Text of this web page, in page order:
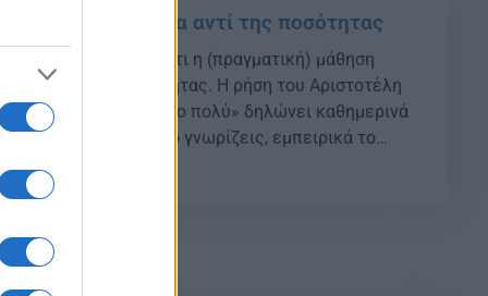
την ποιότητα αντί της ποσότητας
αντιλαμβάνεσαι ότι η (πραγματική) μάθηση
αντί της ποσότητας. Η ρήση του Αριστοτέλη
ευ, αλλ’ εν τω ευ το πολύ» δηλώνει καθημερινά
σου. Εννοιολογικά το γνωρίζεις, εμπειρικά το
Manolis Anastopoulos {ad} Μια […]